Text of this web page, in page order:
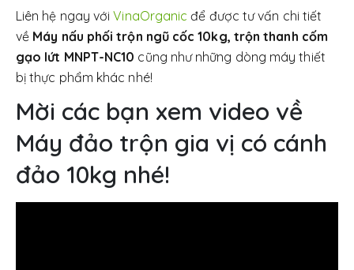
Liên hệ ngay vớiVinaOrganic để được tư vấn chi tiết
về Máy nấu phối trộn ngũ cốc 10kg, trộn thanh cốm
gạo lứt MNPT-NC10 cũng như những dòng máy thiết
bị thực phẩm khác nhé!
Mời các bạn xem video về
Máy đảo trộn gia vị có cánh
đảo 10kg nhé!